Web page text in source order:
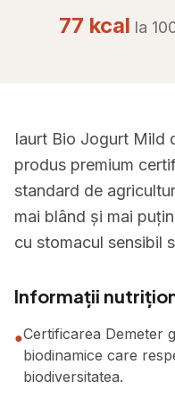
77 kcal la
Iaurt Bio Jogurt Mild
produs premium
standard de
mai blând și mai
cu stomacul sensibil
Informații
●Certificarea Demeter
biodinamice care
biodiversitatea.